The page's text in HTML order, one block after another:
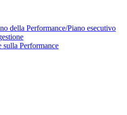
della Performance/Piano esecutivo
sulla Performance